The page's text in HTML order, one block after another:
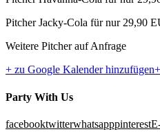
Pitcher Jacky-Cola für nur 29,90
Weitere Pitcher auf Anfrage
+ zu Google Kalender hinzufügen
Party With Us
facebooktwitterwhatsapppinterest